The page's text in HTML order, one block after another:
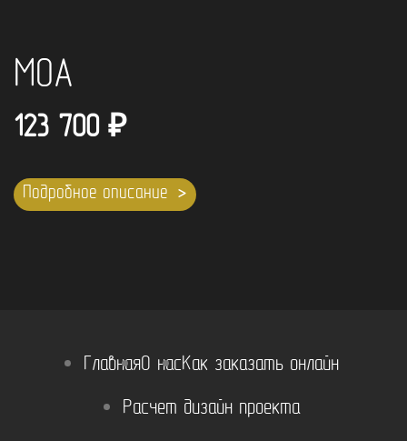
МОА
123 700 ₽
Подробное описание
ГлавнаяО насКак заказать онлайн
Расчет дизайн проекта